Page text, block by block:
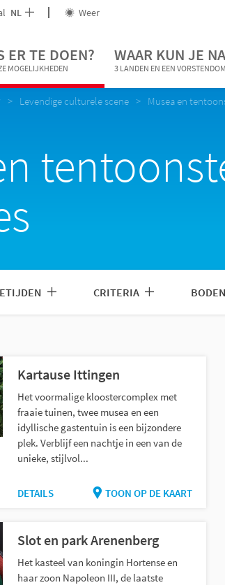
NL Weer
ER TE DOEN?
MOGELIJKHEDEN
WAAR KUN JE
3 LANDEN EN EEN VORSTENDOM
Levendige culturele scene Musea en
CRITERIA
Kartause Ittingen
Het voormalige kloostercomplex met
fraaie tuinen, twee musea en een
idyllische gastentuin is een bijzondere
plek. Verblijf een nachtje in een van de
unieke, stijlvol...
DETAILS TOON OP DE KAART
Slot en park Arenenberg
Het kasteel van koningin Hortense en
haar zoon Napoleon III, de laatste